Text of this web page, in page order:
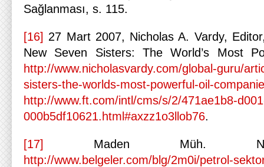
Sağlanması, s. 115.
[16] 27 Mart 2007, Nicholas A. Vardy,
New Seven Sisters: The World’s Most
http://www.nicholasvardy.com/global-guru/
sisters-the-worlds-most-powerful-oil-
http://www.ft.com/intl/cms/s/2/471ae1b8-
000b5df10621.html#axzz1o3llob76.
[17]
Maden Müh.
http://www.belgeler.com/blg/2m0i/petrol-